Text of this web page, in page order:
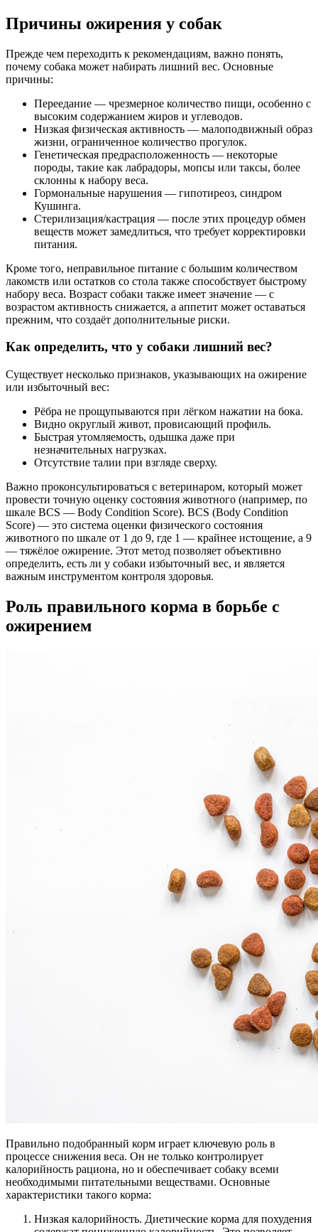
Причины ожирения у собак
Прежде чем переходить к рекомендациям, важно понять,
почему собака может набирать лишний вес. Основные
причины:
Переедание — чрезмерное количество пищи, особенно с
высоким содержанием жиров и углеводов.
Низкая физическая активность — малоподвижный образ
жизни, ограниченное количество прогулок.
Генетическая предрасположенность — некоторые
породы, такие как лабрадоры, мопсы или таксы, более
склонны к набору веса.
Гормональные нарушения — гипотиреоз, синдром
Кушинга.
Стерилизация/кастрация — после этих процедур обмен
веществ может замедлиться, что требует корректировки
питания.
Кроме того, неправильное питание с большим количеством
лакомств или остатков со стола также способствует быстрому
набору веса. Возраст собаки также имеет значение — с
возрастом активность снижается, а аппетит может оставаться
прежним, что создаёт дополнительные риски.
Как определить, что у собаки лишний вес?
Существует несколько признаков, указывающих на ожирение
или избыточный вес:
Рёбра не прощупываются при лёгком нажатии на бока.
Видно округлый живот, провисающий профиль.
Быстрая утомляемость, одышка даже при
незначительных нагрузках.
Отсутствие талии при взгляде сверху.
Важно проконсультироваться с ветеринаром, который может
провести точную оценку состояния животного (например, по
шкале BCS — Body Condition Score). BCS (Body Condition
Score) — это система оценки физического состояния
животного по шкале от 1 до 9, где 1 — крайнее истощение, а 9
— тяжёлое ожирение. Этот метод позволяет объективно
определить, есть ли у собаки избыточный вес, и является
важным инструментом контроля здоровья.
Роль правильного корма в борьбе с
ожирением
Правильно подобранный корм играет ключевую роль в
процессе снижения веса. Он не только контролирует
калорийность рациона, но и обеспечивает собаку всеми
необходимыми питательными веществами. Основные
характеристики такого корма:
Низкая калорийность. Диетические корма для похудения